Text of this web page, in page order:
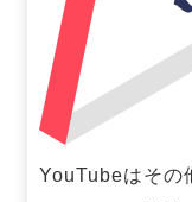
YouTubeはその